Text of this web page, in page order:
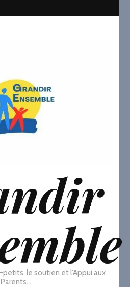
le soutien et l'Appui aux
Parents…